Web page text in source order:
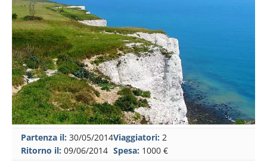
Partenza il: 30/05/2014
Ritorno il: 09/06/2014
Viaggiatori: 2
Spesa: 1000 €